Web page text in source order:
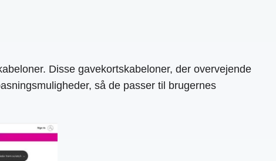
Disse gavekortskabeloner, der overvejende
så de passer til brugernes